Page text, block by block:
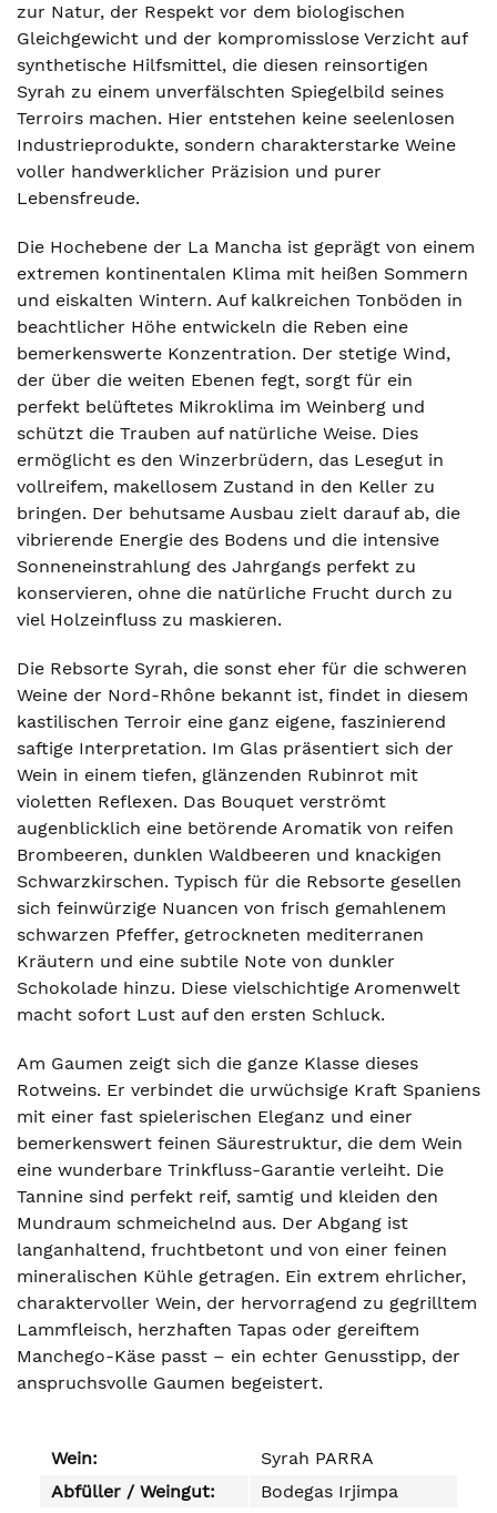
zur Natur, der Respekt vor dem biologischen
Gleichgewicht und der kompromisslose Verzicht auf
synthetische Hilfsmittel, die diesen reinsortigen
Syrah zu einem unverfälschten Spiegelbild seines
Terroirs machen. Hier entstehen keine seelenlosen
Industrieprodukte, sondern charakterstarke Weine
voller handwerklicher Präzision und purer
Lebensfreude.
Die Hochebene der La Mancha ist geprägt von einem
extremen kontinentalen Klima mit heißen Sommern
und eiskalten Wintern. Auf kalkreichen Tonböden in
beachtlicher Höhe entwickeln die Reben eine
bemerkenswerte Konzentration. Der stetige Wind,
der über die weiten Ebenen fegt, sorgt für ein
perfekt belüftetes Mikroklima im Weinberg und
schützt die Trauben auf natürliche Weise. Dies
ermöglicht es den Winzerbrüdern, das Lesegut in
vollreifem, makellosem Zustand in den Keller zu
bringen. Der behutsame Ausbau zielt darauf ab, die
vibrierende Energie des Bodens und die intensive
Sonneneinstrahlung des Jahrgangs perfekt zu
konservieren, ohne die natürliche Frucht durch zu
viel Holzeinfluss zu maskieren.
Die Rebsorte Syrah, die sonst eher für die schweren
Weine der Nord-Rhône bekannt ist, findet in diesem
kastilischen Terroir eine ganz eigene, faszinierend
saftige Interpretation. Im Glas präsentiert sich der
Wein in einem tiefen, glänzenden Rubinrot mit
violetten Reflexen. Das Bouquet verströmt
augenblicklich eine betörende Aromatik von reifen
Brombeeren, dunklen Waldbeeren und knackigen
Schwarzkirschen. Typisch für die Rebsorte gesellen
sich feinwürzige Nuancen von frisch gemahlenem
schwarzen Pfeffer, getrockneten mediterranen
Kräutern und eine subtile Note von dunkler
Schokolade hinzu. Diese vielschichtige Aromenwelt
macht sofort Lust auf den ersten Schluck.
Am Gaumen zeigt sich die ganze Klasse dieses
Rotweins. Er verbindet die urwüchsige Kraft Spaniens
mit einer fast spielerischen Eleganz und einer
bemerkenswert feinen Säurestruktur, die dem Wein
eine wunderbare Trinkfluss-Garantie verleiht. Die
Tannine sind perfekt reif, samtig und kleiden den
Mundraum schmeichelnd aus. Der Abgang ist
langanhaltend, fruchtbetont und von einer feinen
mineralischen Kühle getragen. Ein extrem ehrlicher,
charaktervoller Wein, der hervorragend zu gegrilltem
Lammfleisch, herzhaften Tapas oder gereiftem
Manchego-Käse passt – ein echter Genusstipp, der
anspruchsvolle Gaumen begeistert.
Wein:
Syrah PARRA
Abfüller / Weingut:
Bodegas Irjimpa